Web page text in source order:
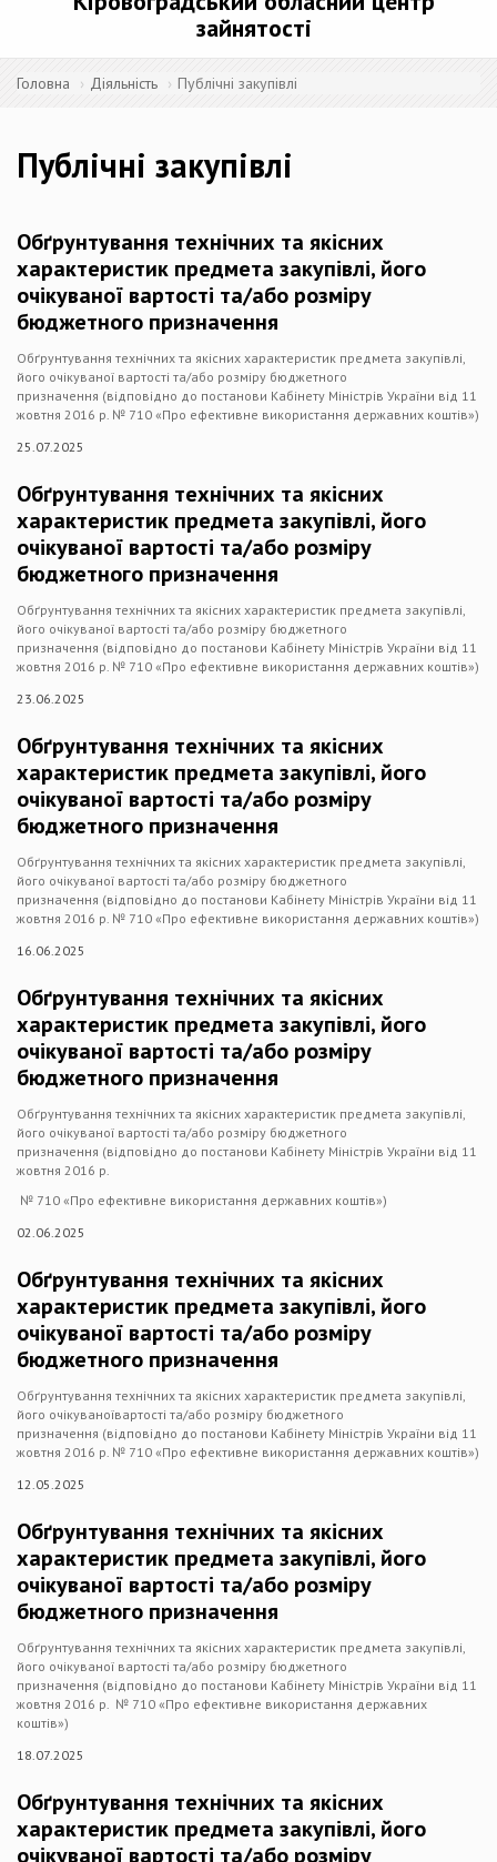
зайнятості
Головна Діяльність Публічні закупівлі
Публічні закупівлі
Обґрунтування технічних та якісних
характеристик предмета закупівлі, його
очікуваної вартості та/або розміру
бюджетного призначення
Обґрунтування технічних та якісних характеристик предмета закупівлі,
його очікуваної вартості та/або розміру бюджетного
призначення (відповідно до постанови Кабінету Міністрів України від 11
жовтня 2016 р. № 710 «Про ефективне використання державних коштів»)
25.07.2025
Обґрунтування технічних та якісних
характеристик предмета закупівлі, його
очікуваної вартості та/або розміру
бюджетного призначення
Обґрунтування технічних та якісних характеристик предмета закупівлі,
його очікуваної вартості та/або розміру бюджетного
призначення (відповідно до постанови Кабінету Міністрів України від 11
жовтня 2016 р. № 710 «Про ефективне використання державних коштів»)
23.06.2025
Обґрунтування технічних та якісних
характеристик предмета закупівлі, його
очікуваної вартості та/або розміру
бюджетного призначення
Обґрунтування технічних та якісних характеристик предмета закупівлі,
його очікуваної вартості та/або розміру бюджетного
призначення (відповідно до постанови Кабінету Міністрів України від 11
жовтня 2016 р. № 710 «Про ефективне використання державних коштів»)
16.06.2025
Обґрунтування технічних та якісних
характеристик предмета закупівлі, його
очікуваної вартості та/або розміру
бюджетного призначення
Обґрунтування технічних та якісних характеристик предмета закупівлі,
його очікуваної вартості та/або розміру бюджетного
призначення (відповідно до постанови Кабінету Міністрів України від 11
жовтня 2016 р.
№ 710 «Про ефективне використання державних коштів»)
02.06.2025
Обґрунтування технічних та якісних
характеристик предмета закупівлі, його
очікуваної вартості та/або розміру
бюджетного призначення
Обґрунтування технічних та якісних характеристик предмета закупівлі,
його очікуваноївартості та/або розміру бюджетного
призначення (відповідно до постанови Кабінету Міністрів України від 11
жовтня 2016 р. № 710 «Про ефективне використання державних коштів»)
12.05.2025
Обґрунтування технічних та якісних
характеристик предмета закупівлі, його
очікуваної вартості та/або розміру
бюджетного призначення
Обґрунтування технічних та якісних характеристик предмета закупівлі,
його очікуваної вартості та/або розміру бюджетного
призначення (відповідно до постанови Кабінету Міністрів України від 11
жовтня 2016 р. № 710 «Про ефективне використання державних
коштів»)
18.07.2025
Обґрунтування технічних та якісних
характеристик предмета закупівлі, його
очікуваної вартості та/або розміру